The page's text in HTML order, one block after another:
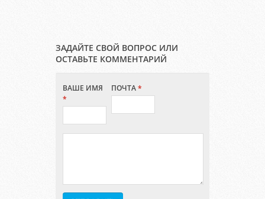
ЗАДАЙТЕ СВОЙ ВОПРОС ИЛИ
ОСТАВЬТЕ КОММЕНТАРИЙ
ВАШЕ ИМЯ
*
ПОЧТА*